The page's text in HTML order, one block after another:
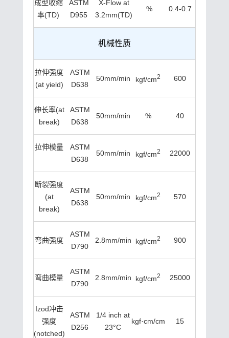
成型收缩
率(TD)
ASTM
D955
X-Flow at
3.2mm(TD)
% 0.4-0.7
机械性质
拉伸强度
(at yield)
ASTM
D638
50mm/min kgf/cm2 600
伸长率(at
break)
ASTM
D638
50mm/min % 40
拉伸模量
ASTM
D638
50mm/min kgf/cm2 22000
断裂强度
(at
break)
ASTM
D638
50mm/min kgf/cm2 570
弯曲强度
ASTM
D790
2.8mm/min kgf/cm2 900
弯曲模量
ASTM
D790
2.8mm/min kgf/cm2 25000
Izod冲击
强度
(notched)
ASTM
D256
1/4 inch at
23°C
kgf·cm/cm 15